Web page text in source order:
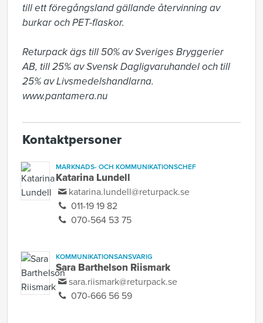
till ett föregångsland gällande återvinning av
burkar och PET-flaskor.
Returpack ägs till 50% av Sveriges Bryggerier
AB, till 25% av Svensk Dagligvaruhandel och till
25% av Livsmedelshandlarna.
www.pantamera.nu
Kontaktpersoner
MARKNADS- OCH KOMMUNIKATIONSCHEF
Katarina Lundell
katarina.lundell@returpack.se
011-19 19 82
070-564 53 75
KOMMUNIKATIONSANSVARIG
Sara Barthelson Riismark
sara.riismark@returpack.se
070-666 56 59